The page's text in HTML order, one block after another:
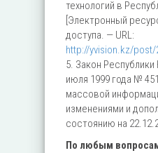
технологий в
[Электронный
доступа. — URL:
http://yvision.kz/post/
5. Закон Республики
июля 1999 года №
массовой
изменениями и
состоянию на
По любым